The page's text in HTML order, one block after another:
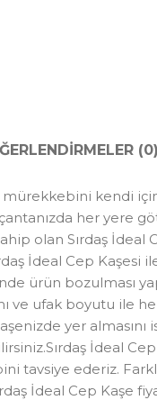
(0)
kendi
çantanızda her
olan Sırdaş İdeal
İdeal Cep Kaşesi
ürün bozulması
ufak boyutu ile
yer
İdeal
tavsiye ederiz.
İdeal Cep Kaşe